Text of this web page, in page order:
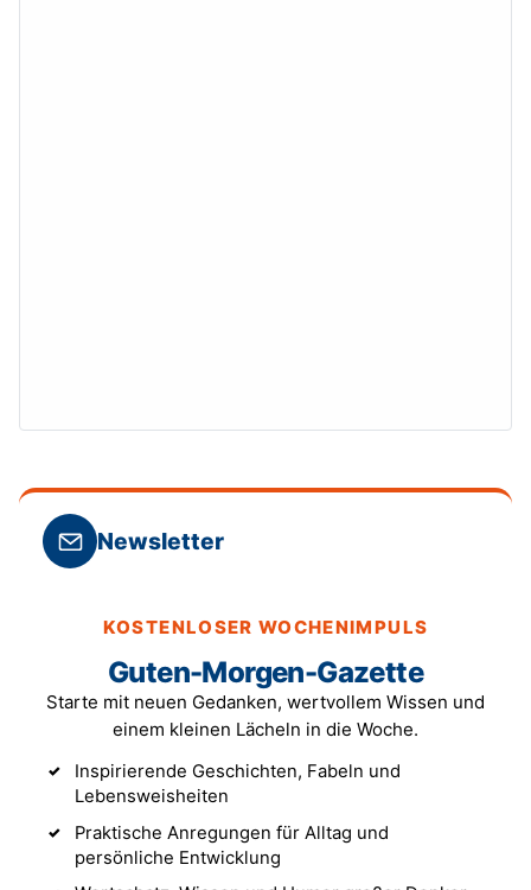
Newsletter
KOSTENLOSER WOCHENIMPULS
Guten-Morgen-Gazette
Starte mit neuen Gedanken, wertvollem Wissen und
einem kleinen Lächeln in die Woche.
Inspirierende Geschichten, Fabeln und
Lebensweisheiten
Praktische Anregungen für Alltag und
persönliche Entwicklung